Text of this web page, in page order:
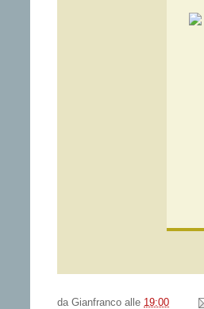
da Gianfranco alle 19:00